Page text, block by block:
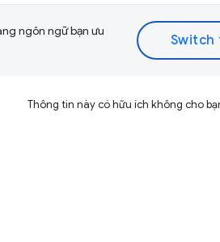
ngôn ngữ bạn ưu
Thông tin này có hữu ích không cho